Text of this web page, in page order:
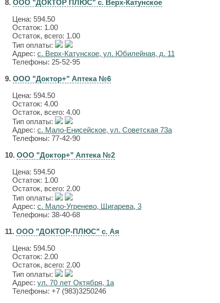
8. ООО "ДОКТОР ПЛЮС" с. Верх-Катунское
Цена: 594.50
Остаток: 1.00
Остаток, всего: 1.00
Тип оплаты:
Адрес: с. Верх-Катунское, ул. Юбилейная, д. 11
Телефоны: 25-52-95
9. ООО "Доктор+" Аптека №6
Цена: 594.50
Остаток: 4.00
Остаток, всего: 4.00
Тип оплаты:
Адрес: с. Мало-Енисейское, ул. Советская 73а
Телефоны: 77-42-90
10. ООО "Доктор+" Аптека №2
Цена: 594.50
Остаток: 1.00
Остаток, всего: 2.00
Тип оплаты:
Адрес: с. Мало-Угренево, Щигарева, 3
Телефоны: 38-40-68
11. ООО "ДОКТОР-ПЛЮС" с. Ая
Цена: 594.50
Остаток: 2.00
Остаток, всего: 2.00
Тип оплаты:
Адрес: ул. 70 лет Октября, 1а
Телефоны: +7 (983)3250246